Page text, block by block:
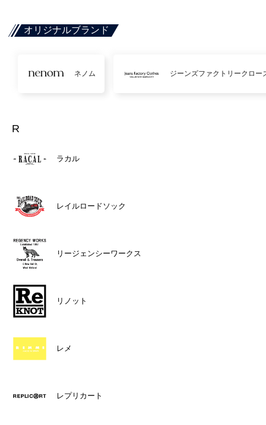
オリジナルブランド
ネノム ジーンズファクトリークロー
R
ラカル
レイルロードソック
リージェンシーワークス
リノット
レメ
レプリカート